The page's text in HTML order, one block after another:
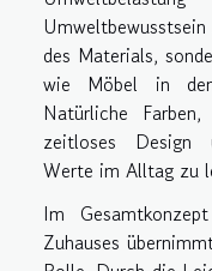
des Materials,
wie Möbel in
Natürliche
zeitloses Design
Werte im Alltag zu
Im
Zuhauses